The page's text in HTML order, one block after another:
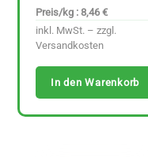
Preis/kg : 8,46 €
inkl. MwSt. – zzgl.
Versandkosten
In den Warenkorb